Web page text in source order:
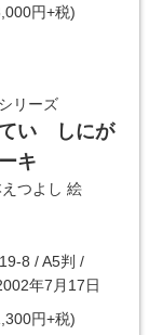
円+税)
リーズ
てい しにが
キ
つよし 絵
8 / A5判 /
年7月17日
円+税)